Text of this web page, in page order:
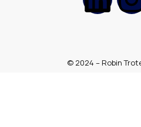
© 2024 – Robin